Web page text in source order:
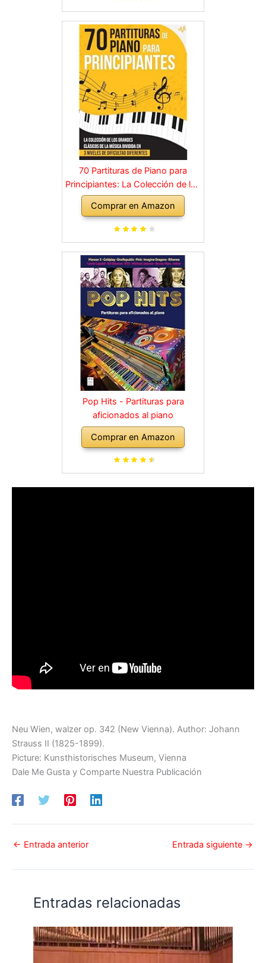
70 Partituras de Piano para
Principiantes: La Colección de los
Grandes Clásicos de la Música
dividida en 3 Niveles de dificultad
diferentes
Comprar en Amazon
Pop Hits - Partituras para
aficionados al piano
Comprar en Amazon
Neu Wien, walzer op. 342 (New Vienna). Author: Johann
Strauss II (1825-1899).
Picture: Kunsthistorisches Museum, Vienna
Dale Me Gusta y Comparte Nuestra Publicación
← Entrada anterior Entrada siguiente →
Entradas relacionadas